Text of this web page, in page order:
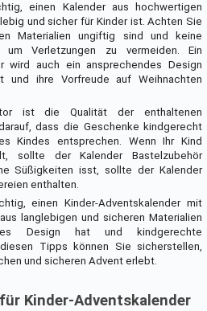
einen Kalender aus hochwertigen
und sicher für Kinder ist. Achten Sie
Materialien ungiftig sind und keine
um Verletzungen zu vermeiden. Ein
wird auch ein ansprechendes Design
und ihre Vorfreude auf Weihnachten
ist die Qualität der enthaltenen
dass die Geschenke kindgerecht
Kindes entsprechen. Wenn Ihr Kind
sollte der Kalender Bastelzubehör
Süßigkeiten isst, sollte der Kalender
enthalten.
einen Kinder-Adventskalender mit
langlebigen und sicheren Materialien
Design hat und kindgerechte
Tipps können Sie sicherstellen,
und sicheren Advent erlebt.
Kinder-Adventskalender